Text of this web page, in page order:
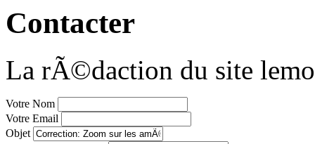
Contacter
La rÃ©daction du site
Votre Nom
Votre Email
Objet